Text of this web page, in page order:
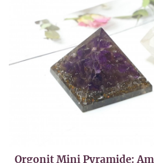
Orgonit Mini Pyramide: